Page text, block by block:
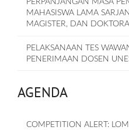
PERPANJANGAN MASA
MAHASISWA LAMA
MAGISTER, DAN
PELAKSANAAN TES
PENERIMAAN DOSEN
AGENDA
COMPETITION ALERT: